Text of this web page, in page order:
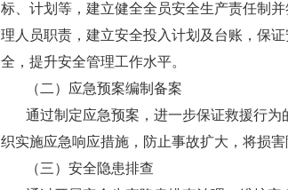
标、计划等，建立健全全员安全生产责任制
理人员职责，建立安全投入计划及台账，保
全，提升安全管理工作水平。
（二）应急预案编制备案
通过制定应急预案，进一步保证救援行
织实施应急响应措施，防止事故扩大，将损
（三）安全隐患排查